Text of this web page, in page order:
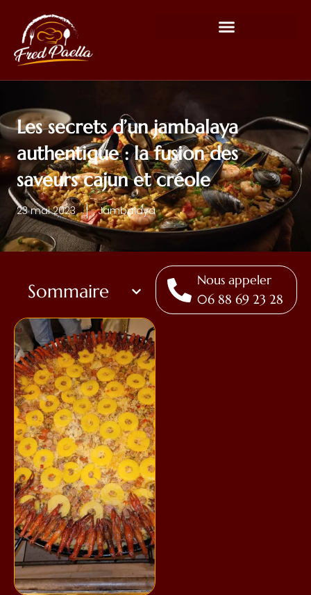
Les secrets d’un jambalaya
authentique : la fusion des
saveurs cajun et créole
23 mai 2023 Jambalaya
Sommaire
Nous appeler
06 88 69 23 28